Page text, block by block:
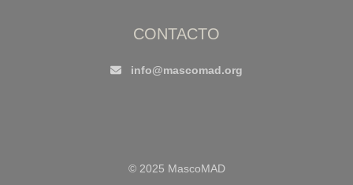
CONTACTO
info@mascomad.org
© 2025 MascoMAD